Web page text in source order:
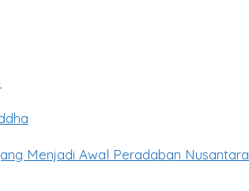
Menjadi Awal Peradaban Nusantara